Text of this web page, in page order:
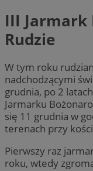
III Jarmark
Rudzie
W tym roku
nadchodzącymi
grudnia, po 2
Jarmarku
się 11 grudnia w
terenach przy
Pierwszy raz
roku, wtedy